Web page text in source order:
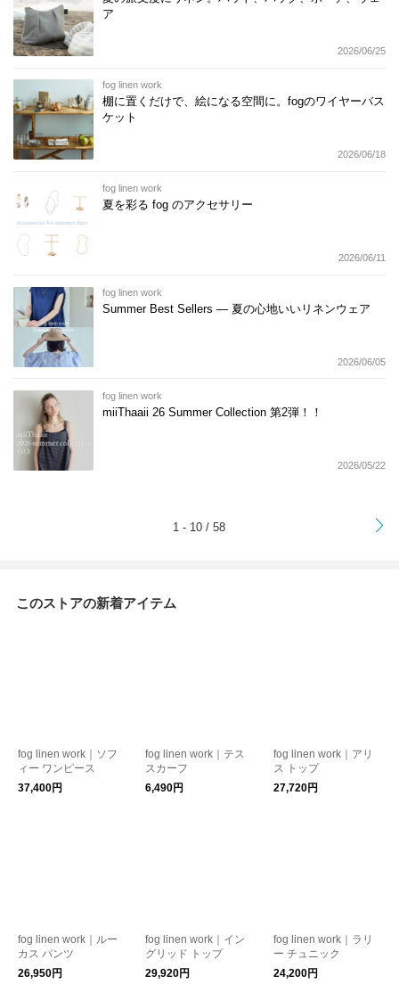
ア
2026/06/25
fog linen work
棚に置くだけで、絵になる空間に。fogのワイヤーバス
ケット
2026/06/18
fog linen work
夏を彩る fog のアクセサリー
2026/06/11
fog linen work
Summer Best Sellers — 夏の心地いいリネンウェア
2026/06/05
fog linen work
miiThaaii 26 Summer Collection 第2弾！！
2026/05/22
1 - 10 / 58
このストアの新着アイテム
fog linen work｜ソフ
ィー ワンピース
37,400円
fog linen work｜テス
スカーフ
6,490円
fog linen work｜アリ
ス トップ
27,720円
fog linen work｜ルー
カス パンツ
26,950円
fog linen work｜イン
グリッド トップ
29,920円
fog linen work｜ラリ
ー チュニック
24,200円